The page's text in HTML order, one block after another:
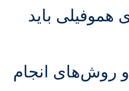
هموفیلی باید
و روش‌های انجام